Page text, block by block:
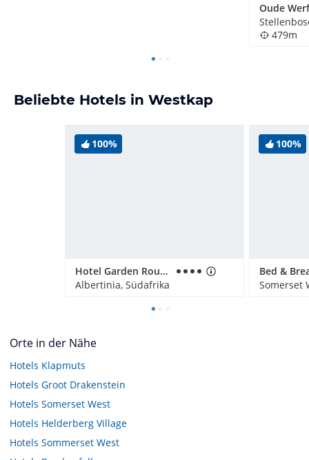
Oude
479m
Beliebte Hotels in Westkap
100%
Hotel Garden Route Game Lodge
Albertinia, Südafrika
100%
Somerset
Orte in der Nähe
Hotels Klapmuts
Hotels Groot Drakenstein
Hotels Somerset West
Hotels Helderberg Village
Hotels Sommerset West